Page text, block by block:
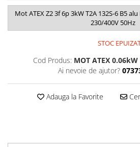
Mot ATEX Z2 3f 6p 3kW T2A 132S-6 B5
230/400V 50Hz
STOC
Cod Produs: MOT ATEX
Ai nevoie de ajutor?
Adauga la Favorite